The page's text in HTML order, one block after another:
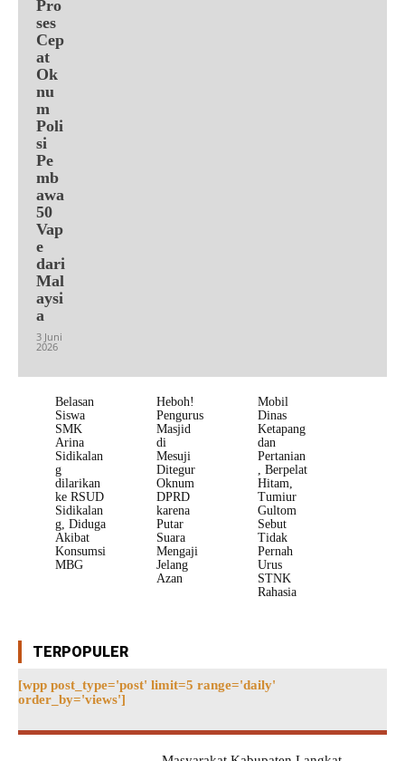
Pro
ses
Cep
at
Ok
nu
m
Poli
si
Pe
mb
awa
50
Vap
e
dari
Mal
aysi
a
3 Juni
2026
Belasan
Siswa
SMK
Arina
Sidikalan
g
dilarikan
ke RSUD
Sidikalan
g, Diduga
Akibat
Konsumsi
MBG
Heboh!
Pengurus
Masjid
di
Mesuji
Ditegur
Oknum
DPRD
karena
Putar
Suara
Mengaji
Jelang
Azan
Mobil
Dinas
Ketapang
dan
Pertanian
, Berpelat
Hitam,
Tumiur
Gultom
Sebut
Tidak
Pernah
Urus
STNK
Rahasia
TERPOPULER
[wpp post_type='post' limit=5 range='daily'
order_by='views']